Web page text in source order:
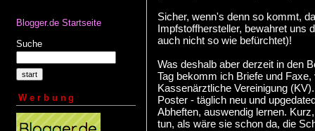
Blogger.de Startseite
Suche
Werbung
Sicher, wenn's denn so kommt,
Impfstoffhersteller, bewahret uns
auch nicht so wie befürchtet)!
Was deshalb aber derzeit in den
Tag bekomm ich Briefe und
Kassenärztliche Vereinigung
Poster - täglich neu und
Abheften, auswendig lernen.
tun, als wäre sie schon da, die